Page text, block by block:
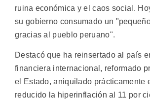
ruina económica y el caos social.
su gobierno consumado un
gracias al pueblo peruano".
Destacó que ha reinsertado al país
financiera internacional, reformado
el Estado, aniquilado prácticamente
reducido la hiperinflación al 11 por